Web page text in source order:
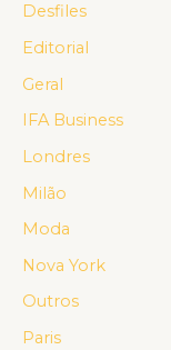
Desfiles
Editorial
Geral
IFA Business
Londres
Milão
Moda
Nova York
Outros
Paris